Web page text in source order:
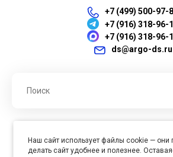
+7 (499) 500-97-
+7 (916) 318-96-
+7 (916) 318-96-
ds@argo-ds.ru
права защищены
Юр. адрес : 105005, г. Москва, ул.
Наш сайт использует файлы cookie — они
делать сайт удобнее и полезнее.